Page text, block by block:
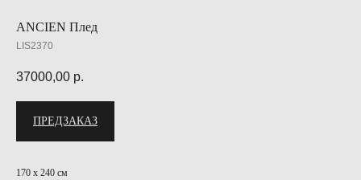
ANCIEN Плед
LIS2370
37000,00 р.
ПРЕДЗАКАЗ
170 х 240 см